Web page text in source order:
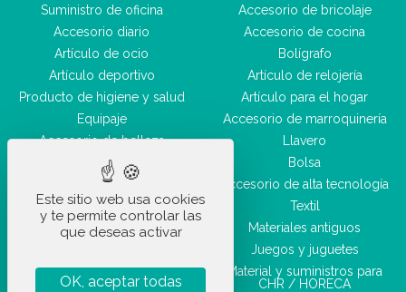
Suministro de oficina
Accesorio diario
Artículo de ocio
Artículo deportivo
Producto de higiene y salud
Equipaje
Accesorio de belleza
Accesorio de bricolaje
Accesorio de cocina
Bolígrafo
Artículo de relojería
Artículo para el hogar
Accesorio de marroquinería
Llavero
Bolsa
Accesorio de alta tecnología
Textil
Materiales antiguos
Juegos y juguetes
Material y suministros para
CHR / HORECA
Este sitio web usa cookies
y te permite controlar las
que deseas activar
OK, aceptar todas